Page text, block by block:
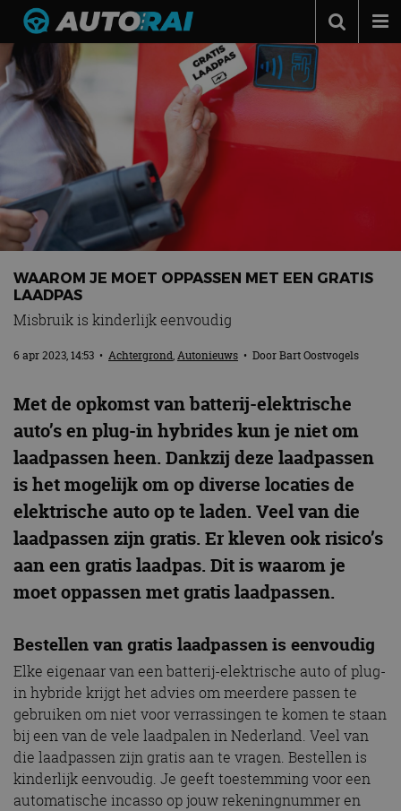
Autonieuws
Podcast
Autotests
Automerken
Adverteren
Contact
WAAROM JE MOET OPPASSEN MET EEN GRATIS
LAADPAS
Misbruik is kinderlijk eenvoudig
6 apr 2023, 14:53 • Achtergrond,Autonieuws • DoorBart Oostvogels
Met de opkomst van batterij-elektrische
auto’s en plug-in hybrides kun je niet om
laadpassen heen. Dankzij deze laadpassen
is het mogelijk om op diverse locaties de
elektrische auto op te laden. Veel van die
laadpassen zijn gratis. Er kleven ook risico’s
aan een gratis laadpas. Dit is waarom je
moet oppassen met gratis laadpassen.
Bestellen van gratis laadpassen is eenvoudig
Elke eigenaar van een batterij-elektrische auto of plug-
in hybride krijgt het advies om meerdere passen te
gebruiken om niet voor verrassingen te komen te staan
bij een van de vele laadpalen in Nederland. Veel van
die laadpassen zijn gratis aan te vragen. Bestellen is
kinderlijk eenvoudig. Je geeft toestemming voor een
automatische incasso op jouw rekeningnummer en